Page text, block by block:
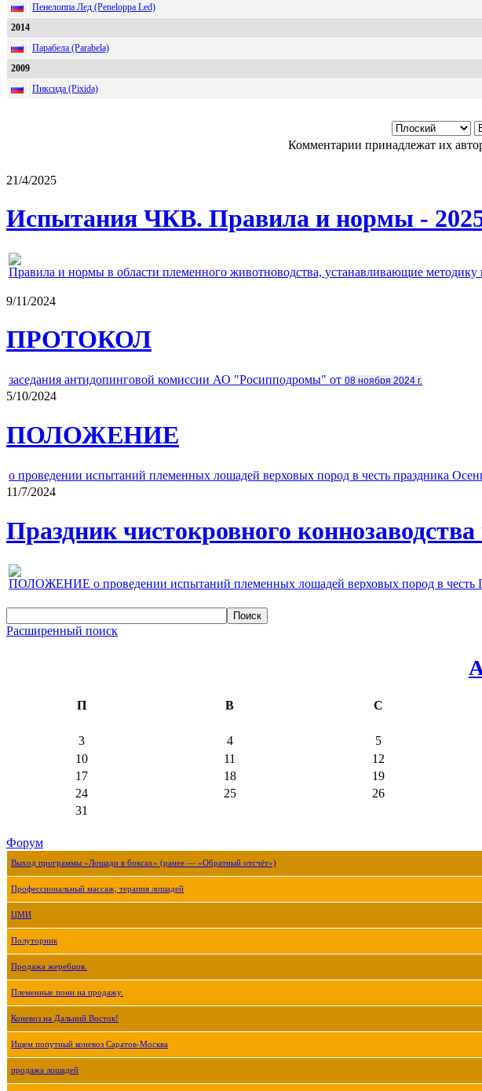
Пенелоппа Лед (Peneloppa Led)
2014
Парабела (Parabela)
2009
Пиксида (Pixida)
Комментарии принадлежат их
21/4/2025
Испытания ЧКВ. Правила и нормы -
Правила и нормы в области племенного животноводства, устанавливающие
9/11/2024
ПРОТОКОЛ
заседания антидопинговой комиссии АО "Росипподромы" от 08 ноября 2024 г.
5/10/2024
ПОЛОЖЕНИЕ
о проведении испытаний племенных лошадей верховых пород в честь праздника
11/7/2024
Праздник чистокровного коннозаводства
ПОЛОЖЕНИЕ о проведении испытаний племенных лошадей верховых пород в честь
Расширенный поиск
П В С
3
4 5
10
11 12
17
18 19
24
25 26
31
Форум
Выход программы «Лошади в боксах» (ранее — «Обратный отсчёт»)
Профессиональный массаж, терапия лошадей
ЦМИ
Полуторник
Продажа жеребцов.
Племенные пони на продажу.
Коневоз на Дальний Восток!
Ищем попутный коневоз Саратов-Москва
продажа лошадей